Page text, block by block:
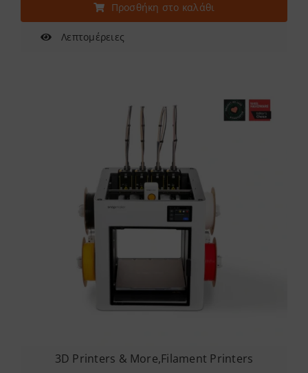
Προσθήκη στο καλάθι
Λεπτομέρειες
3D Printers & More,Filament Printers